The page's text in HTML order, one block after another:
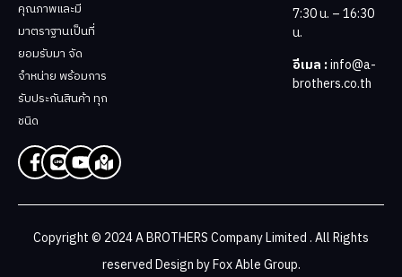
คุณภาพและมี
มาตราฐานเป็นที่
ยอมรับมา จัด
จำหน่าย พร้อมการ
รับประกันสินค้า ทุก
ชนิด
7:30 น. – 16:30
น.
อีเมล :info@a-
brothers.co.th
Copyright © 2024 A BROTHERS Company Limited . All Rights
reserved Design byFox Able Group.